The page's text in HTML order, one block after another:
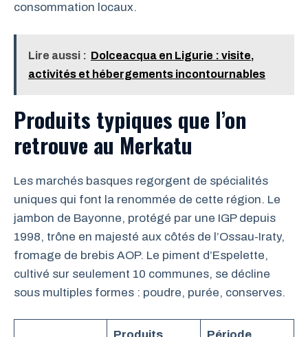
consommation locaux.
Lire aussi : Dolceacqua en Ligurie : visite,
activités et hébergements incontournables
Produits typiques que l’on
retrouve au Merkatu
Les marchés basques regorgent de spécialités
uniques qui font la renommée de cette région. Le
jambon de Bayonne, protégé par une IGP depuis
1998, trône en majesté aux côtés de l’Ossau-Iraty,
fromage de brebis AOP. Le piment d’Espelette,
cultivé sur seulement 10 communes, se décline
sous multiples formes : poudre, purée, conserves.